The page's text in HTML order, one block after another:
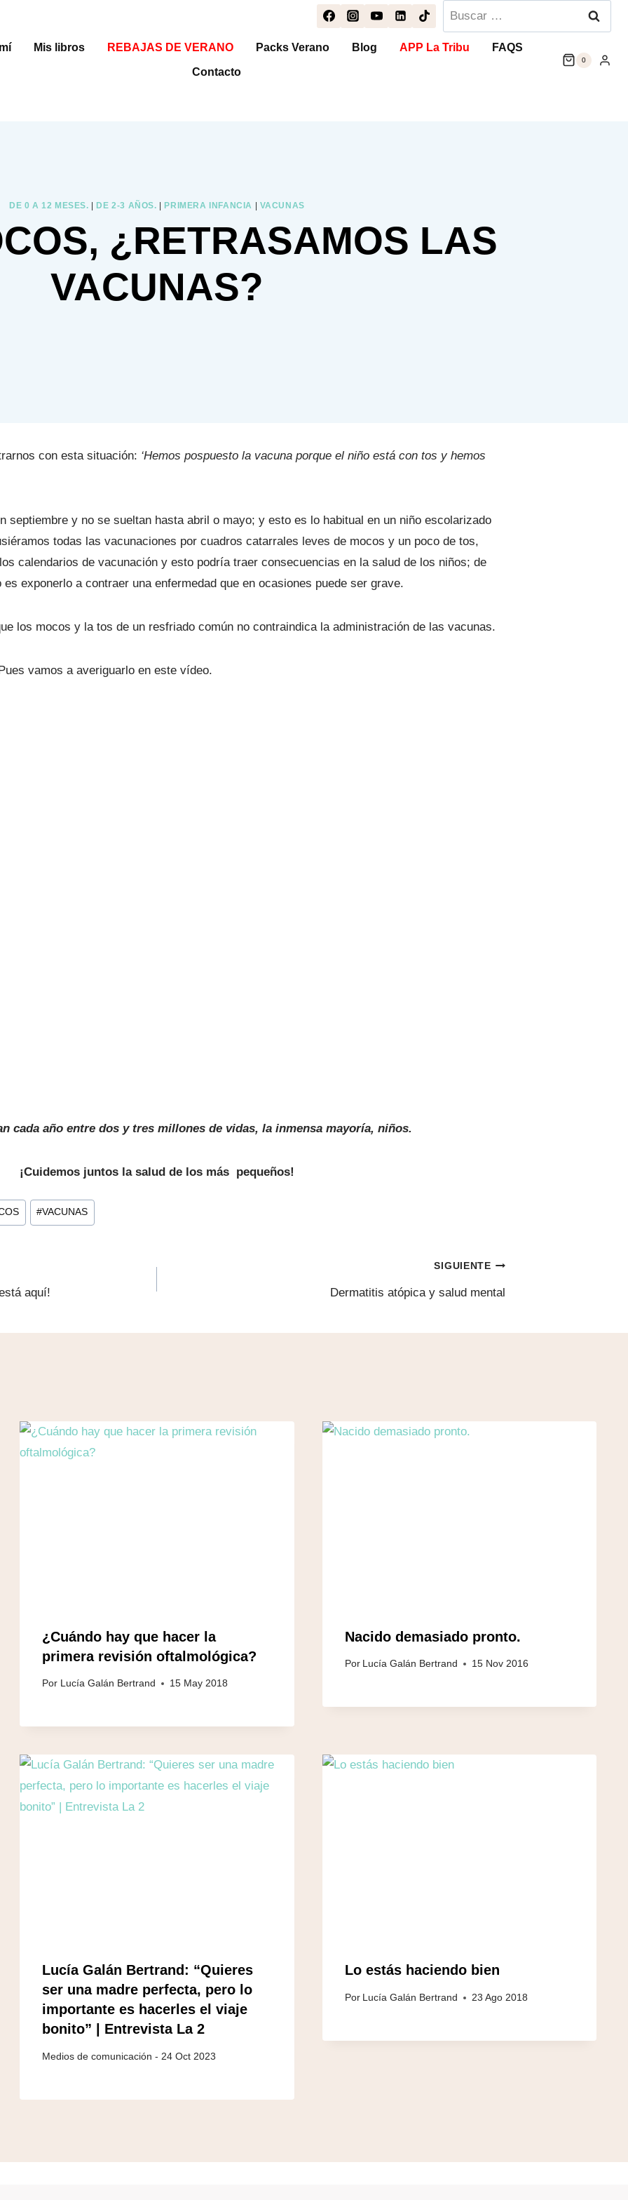
Buscar:
Mis libros REBAJAS DE VERANO Packs Verano Blog APP La Tribu FAQS
Contacto
0
DE 0 A 12 MESES. DE 2-3 AÑOS. PRIMERA INFANCIA VACUNAS
¿RETRASAMOS LAS
VACUNAS?
con esta situación: ‘Hemos pospuesto la vacuna porque el niño está con tos y hemos
septiembre y no se sueltan hasta abril o mayo; y esto es lo habitual en un niño escolarizado
todas las vacunaciones por cuadros catarrales leves de mocos y un poco de tos,
calendarios de vacunación y esto podría traer consecuencias en la salud de los niños; de
exponerlo a contraer una enfermedad que en ocasiones puede ser grave.
los mocos y la tos de un resfriado común no contraindica la administración de las vacunas.
vamos a averiguarlo en este vídeo.
cada año entre dos y tres millones de vidas, la inmensa mayoría, niños.
¡Cuidemos juntos la salud de los más pequeños!
#VACUNAS
aquí!
SIGUIENTE
Dermatitis atópica y salud mental
¿Cuándo hay que hacer la
primera revisión oftalmológica?
Por Lucía Galán Bertrand 15 May 2018
Nacido demasiado pronto.
Por Lucía Galán Bertrand 15 Nov 2016
Lucía Galán Bertrand: “Quieres
ser una madre perfecta, pero lo
importante es hacerles el viaje
bonito” | Entrevista La 2
24 Oct 2023
Lo estás haciendo bien
Por Lucía Galán Bertrand 23 Ago 2018